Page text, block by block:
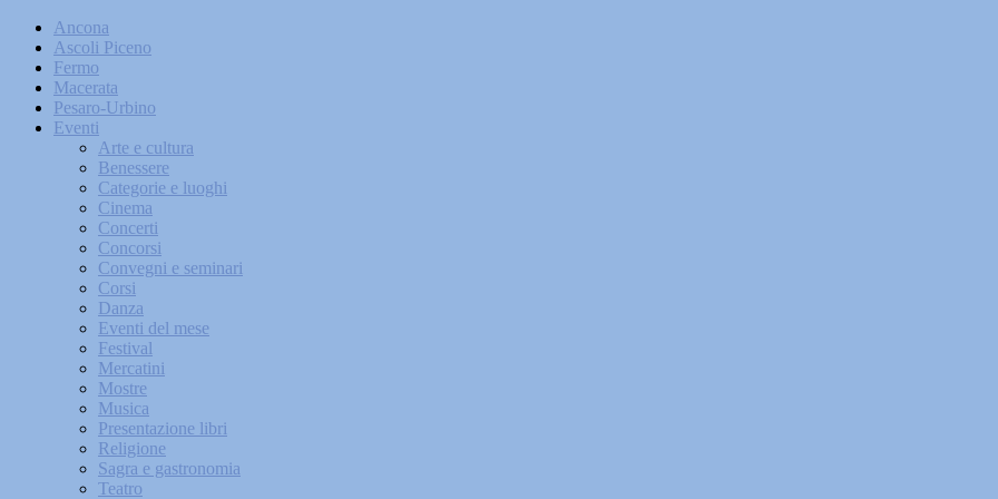
Ancona
Ascoli Piceno
Fermo
Macerata
Pesaro-Urbino
Eventi
Arte e cultura
Benessere
Categorie e luoghi
Cinema
Concerti
Concorsi
Convegni e seminari
Corsi
Danza
Eventi del mese
Festival
Mercatini
Mostre
Musica
Presentazione libri
Religione
Sagra e gastronomia
Teatro